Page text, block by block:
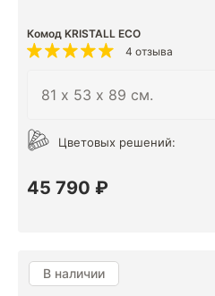
Комод KRISTALL ECO
4 отзыва
Цветовых решений:
45 790 ₽
В наличии